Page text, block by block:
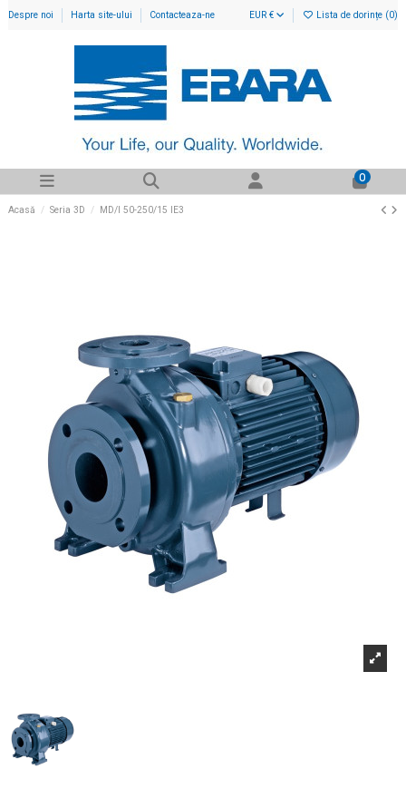
Despre noi Harta site-ului Contacteaza-ne EUR € Lista de dorințe (0)
0
Acasă Seria 3D MD/I 50-250/15 IE3